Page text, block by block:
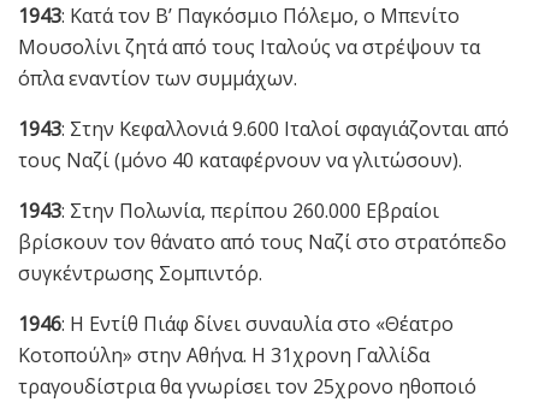
1943: Κατά τον Β’ Παγκόσμιο Πόλεμο, ο Μπενίτο
Μουσολίνι ζητά από τους Ιταλούς να στρέψουν τα
όπλα εναντίον των συμμάχων.
1943: Στην Κεφαλλονιά 9.600 Ιταλοί σφαγιάζονται από
τους Ναζί (μόνο 40 καταφέρνουν να γλιτώσουν).
1943: Στην Πολωνία, περίπου 260.000 Εβραίοι
βρίσκουν τον θάνατο από τους Ναζί στο στρατόπεδο
συγκέντρωσης Σομπιντόρ.
1946: Η Εντίθ Πιάφ δίνει συναυλία στο «Θέατρο
Κοτοπούλη» στην Αθήνα. Η 31χρονη Γαλλίδα
τραγουδίστρια θα γνωρίσει τον 25χρονο ηθοποιό